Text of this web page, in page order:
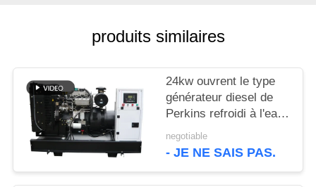
PRIVACY
POLICY
produits similaires
24kw ouvrent le type
générateur diesel de
Perkins refroidi à l'eau
avec le chapeau de
liquide réfrigérant
negotiable
- JE NE SAIS PAS.